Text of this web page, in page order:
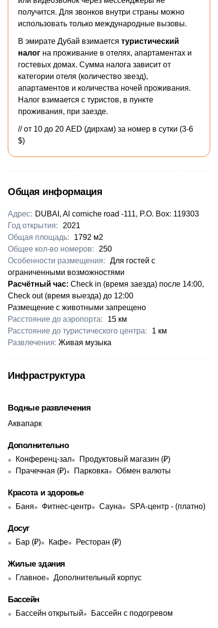
получится. Для звонков внутри страны можно
использовать только международные вызовы.
В эмирате Дубай взимается туристический
налог на проживание в отелях, апартаментах и
гостевых домах. Сумма налога зависит от
категории отеля (количество звезд),
апартаментов и количества ночей проживания.
Налог взимается с туристов, в пункте
проживания, при заезде.
// от 10 до 20 AED (дирхам) за номер в сутки (3-6
$)
Общая информация
Адрес: DUBAI, Al corniche road -111, P.O. Box: 119303
Год открытия:
2021
Общая площадь:
1792 м2
Общее кол-во номеров:
250
Особенности размещения:
Для гостей с
ограниченными возможностями
​​Расчётный час: Check in (время заезда) после 14:00,
Check out (время выезда) до 12:00
Размещение с животными запрещено
Расстояние до аэропорта:
​15 км
Расстояние до туристического центра:
​1 км
Развлечения: ​Живая музыка
Инфраструктура
Водные развлечения
Аквапарк
Дополнительно
Конференц-зал
Продуктовый магазин (₽)
Прачечная (₽)
Парковка Обмен валюты
Красота и здоровье
Баня Фитнес-центр Сауна SPA-центр - ​(платно)
Досуг
Бар (₽) Кафе Ресторан (₽)
Жилые здания
Главное Дополнительный корпус
Бассейн
Бассейн открытый Бассейн с подогревом